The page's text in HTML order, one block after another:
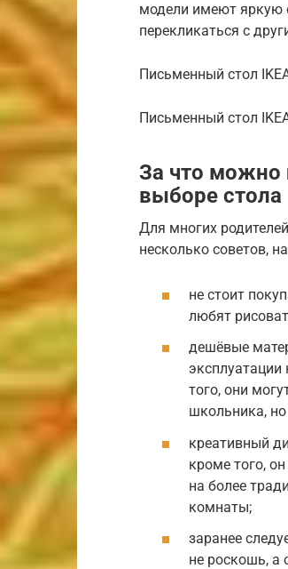
модели имеют яркую
перекликаться с
Письменный стол
Письменный стол
За что можно
выборе стола
Для многих
несколько советов,
не стоит
любят
дешёвые
эксплуатации
того, они
школьника,
креативный
кроме того,
на более
комнаты;
заранее
не роскошь, а